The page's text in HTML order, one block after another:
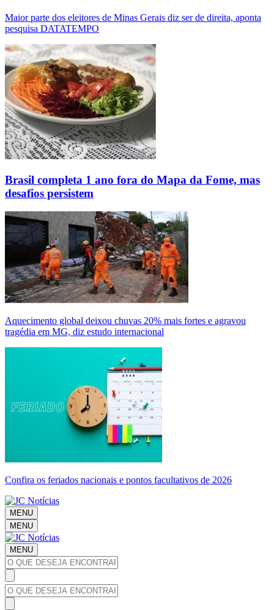
Maior parte dos eleitores de Minas Gerais diz ser de direita, aponta
pesquisa DATATEMPO
Brasil completa 1 ano fora do Mapa da Fome, mas
desafios persistem
Aquecimento global deixou chuvas 20% mais fortes e agravou
tragédia em MG, diz estudo internacional
Confira os feriados nacionais e pontos facultativos de 2026
MENU
MENU
MENU